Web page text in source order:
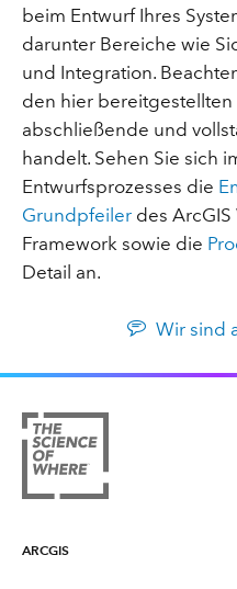
beim Entwurf Ihres
darunter Bereiche wie
und Integration.
den hier
abschließende und
handelt. Sehen Sie sich
Entwurfsprozesses die
Grundpfeilerdes ArcGIS
Framework sowie die
Detail an.
Wir sind
ARCGIS